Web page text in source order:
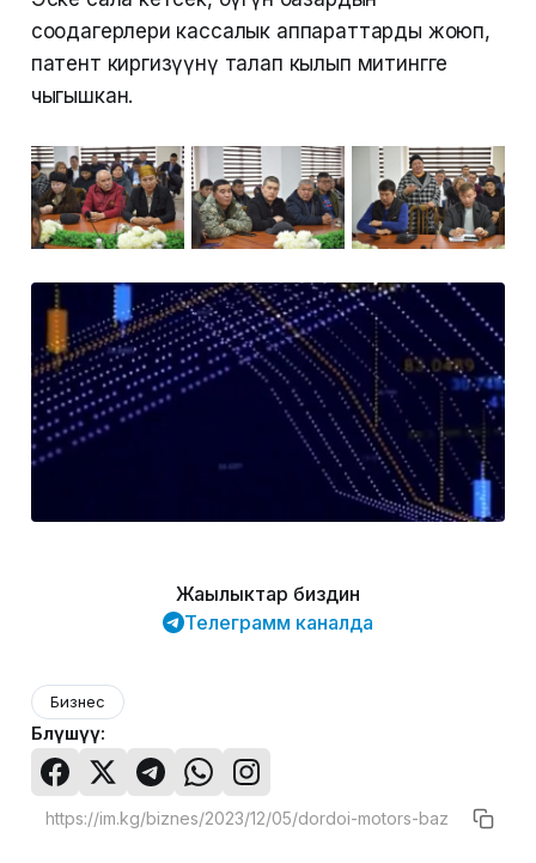
соодагерлери кассалык аппараттарды жоюп,
патент киргизүүнү талап кылып митингге
чыгышкан.
Жаңылыктар биздин
Телеграмм каналда
Бизнес
Бөлүшүү: